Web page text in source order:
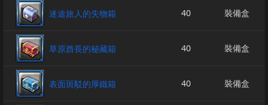
迷途旅人的失物箱 40 裝備盒
草原酋長的秘藏箱 40 裝備盒
表面斑駁的厚鐵箱 40 裝備盒